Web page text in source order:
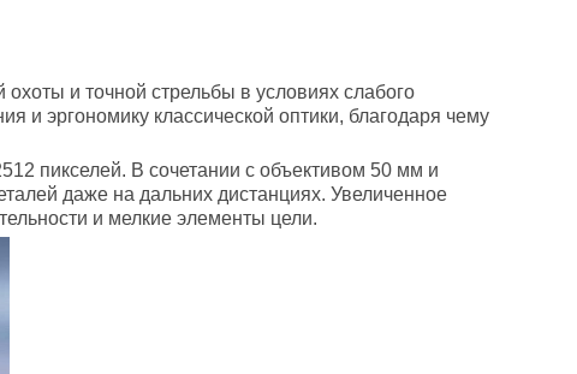
и точной стрельбы в условиях слабого
и эргономику классической оптики, благодаря чему
пикселей. В сочетании с объективом 50 мм и
даже на дальних дистанциях. Увеличенное
и мелкие элементы цели.